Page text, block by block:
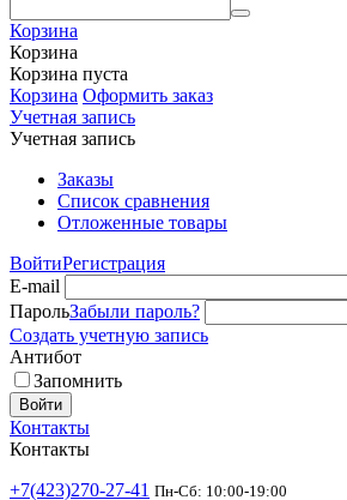
Корзина
Корзина
Корзина пуста
Корзина Оформить заказ
Учетная запись
Учетная запись
Заказы
Список сравнения
Отложенные товары
ВойтиРегистрация
E-mail
ПарольЗабыли пароль?
Создать учетную запись
Антибот
Запомнить
Войти
Контакты
Контакты
+7(423)270-27-41 Пн-Сб: 10:00-19:00